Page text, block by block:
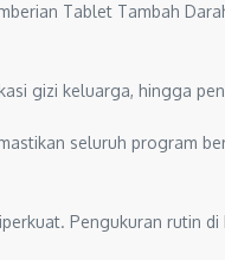
Tablet Tambah
gizi keluarga, hingga
seluruh program
Pengukuran rutin